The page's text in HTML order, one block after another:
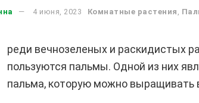
4 июня, 2023 Комнатные растения
реди вечнозеленых и раскидистых
пользуются пальмы. Одной из них
пальма, которую можно выращивать